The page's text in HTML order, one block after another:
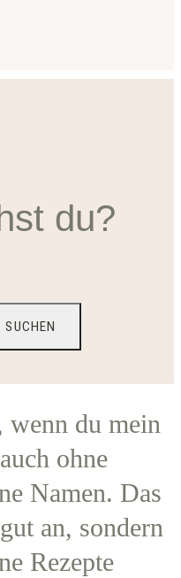
du?
wenn du mein
ohne
Namen. Das
an, sondern
Rezepte